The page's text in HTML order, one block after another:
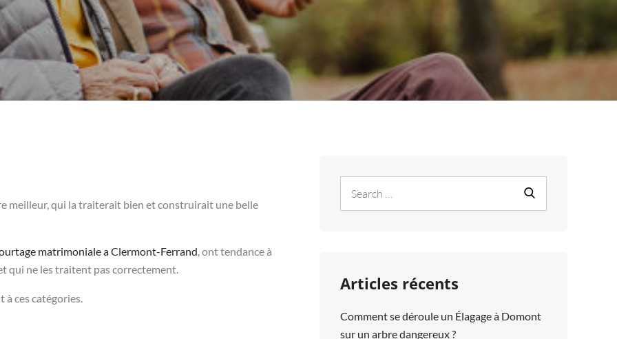
meilleur, qui la traiterait bien et construirait une belle
matrimoniale a Clermont-Ferrand, ont tendance à
qui ne les traitent pas correctement.
ces catégories.
for:
Articles récents
Comment se déroule un Élagage à Domont
sur un arbre dangereux ?